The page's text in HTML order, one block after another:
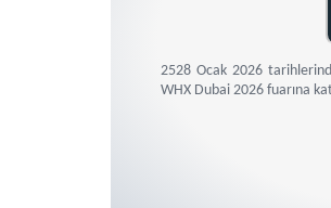
2528 Ocak 2026
WHX Dubai 2026 fuarına